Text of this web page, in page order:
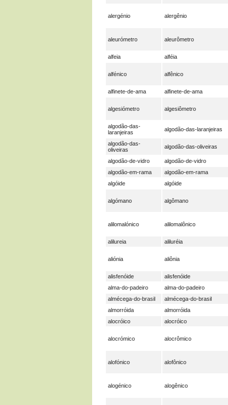
alergénio alergênio
aleurómetro aleurômetro
alfeia alféia
alfénico alfênico
alfinete-de-ama alfinete-de-ama
algesiómetro algesiômetro
algodão-das-
laranjeiras
algodão-das-laranjeiras
algodão-das-
oliveiras
algodão-das-oliveiras
algodão-de-vidro
algodão-de-vidro
algodão-em-rama
algodão-em-rama
algóide
algóide
algómano algômano
alilomalónico alilomalônico
alilureia aliluréia
aliónia aliônia
alisfenóide
alisfenóide
alma-do-padeiro
alma-do-padeiro
almécega-do-brasil
almécega-do-brasil
almorróida
almorróida
alocróico
alocróico
alocrómico alocrômico
alofónico alofônico
alogénico alogênico